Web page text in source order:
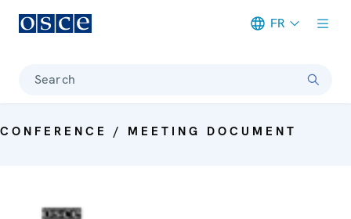
FR
Search
CONFERENCE / MEETING DOCUMENT